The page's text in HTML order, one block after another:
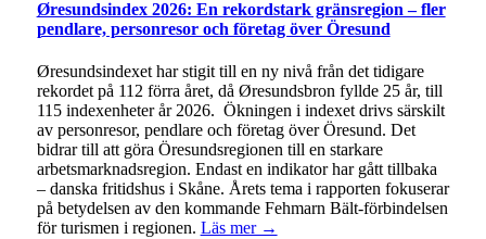
Øresundsindex 2026: En rekordstark gränsregion – fler
pendlare, personresor och företag över Öresund
Øresundsindexet har stigit till en ny nivå från det tidigare
rekordet på 112 förra året, då Øresundsbron fyllde 25 år, till
115 indexenheter år 2026. Ökningen i indexet drivs särskilt
av personresor, pendlare och företag över Öresund. Det
bidrar till att göra Öresundsregionen till en starkare
arbetsmarknadsregion. Endast en indikator har gått tillbaka
– danska fritidshus i Skåne. Årets tema i rapporten fokuserar
på betydelsen av den kommande Fehmarn Bält-förbindelsen
för turismen i regionen. Läs mer →